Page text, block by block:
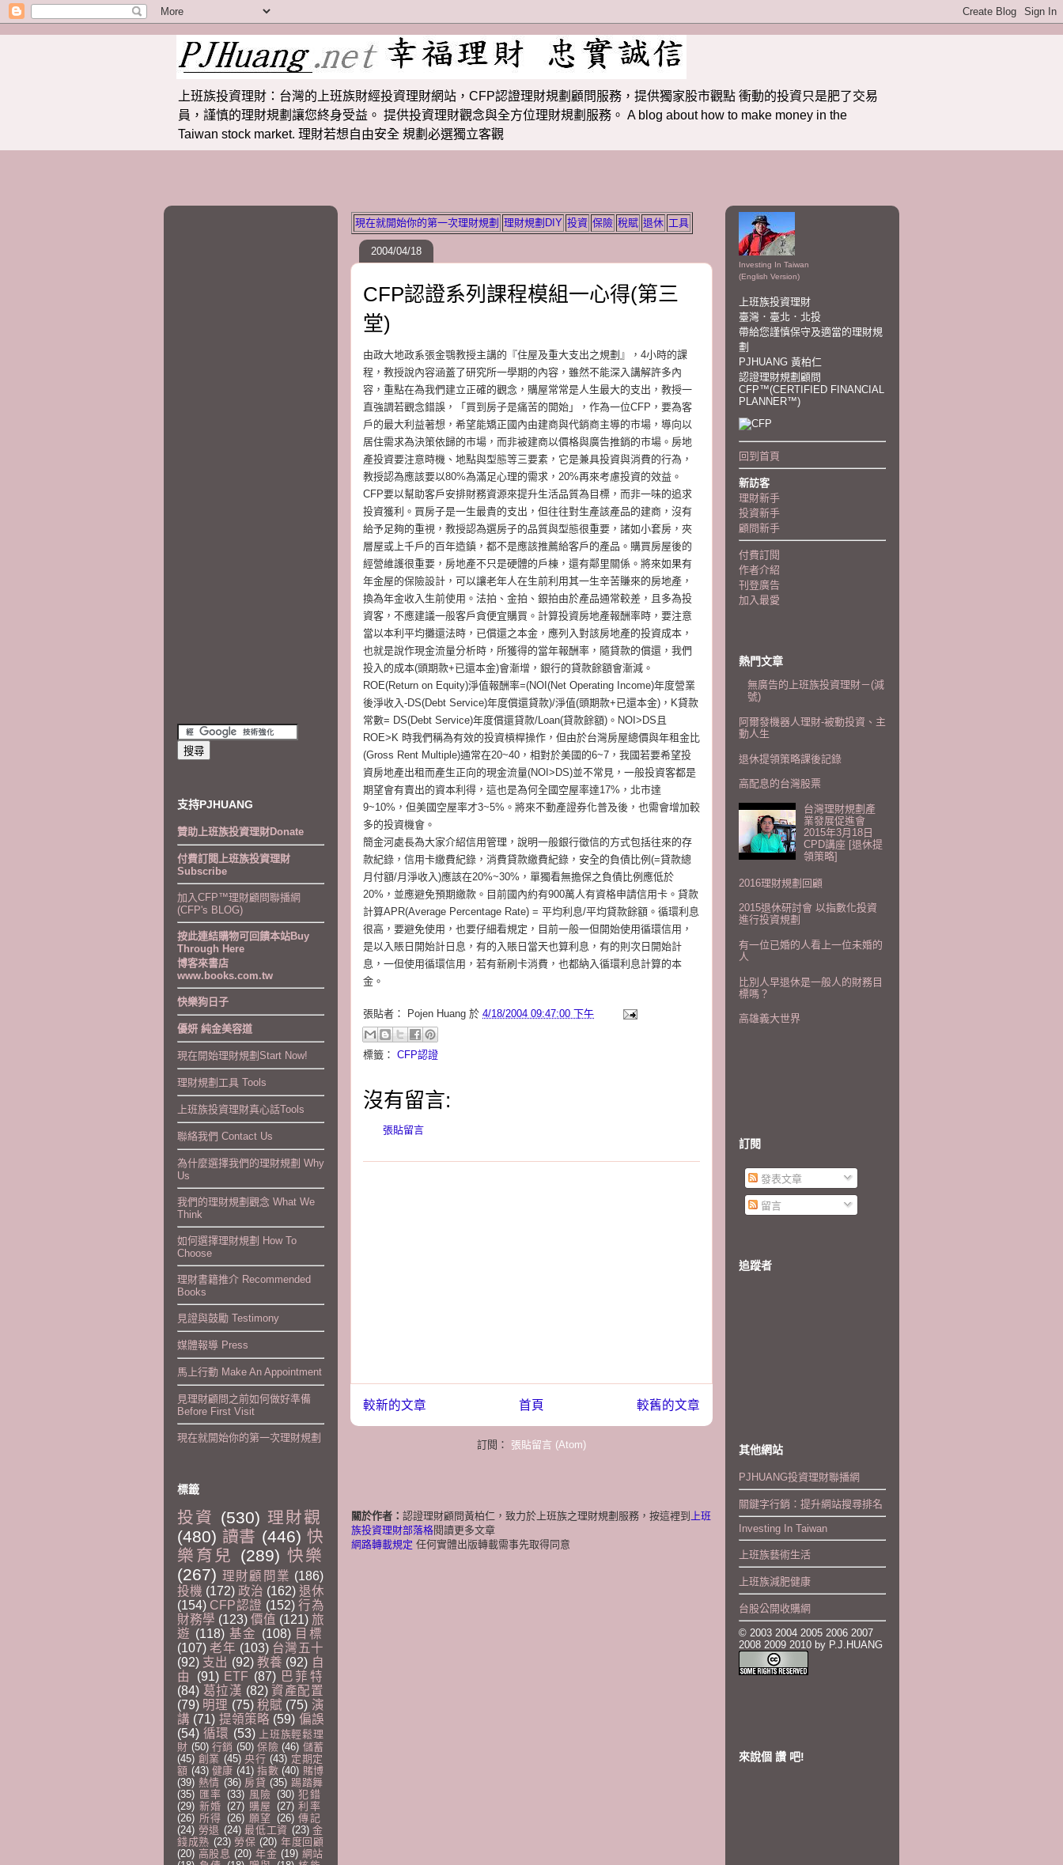
上班族投資理財：台灣的上班族財經投資理財網站，CFP認證理財規劃顧問服務，提供獨家股市觀點 衝動的投資只是肥了交易
員，謹慎的理財規劃讓您終身受益。 提供投資理財觀念與全方位理財規劃服務。 A blog about how to make money in the
Taiwan stock market. 理財若想自由安全 規劃必選獨立客觀
現在就開始你的第一次理財規劃 理財規劃DIY 投資 保險 稅賦 退休 工具
2004/04/18
CFP認證系列課程模組一心得(第三
堂)
由政大地政系張金鶚教授主講的『住屋及重大支出之規劃』，4小時的課
程，教授說內容涵蓋了研究所一學期的內容，雖然不能深入講解許多內
容，重點在為我們建立正確的觀念，購屋常常是人生最大的支出，教授一
直強調若觀念錯誤，「買到房子是痛苦的開始」，作為一位CFP，要為客
戶的最大利益著想，希望能矯正國內由建商與代銷商主導的市場，導向以
居住需求為決策依歸的市場，而非被建商以價格與廣告推銷的市場。房地
產投資要注意時機、地點與型態等三要素，它是兼具投資與消費的行為，
教授認為應該要以80%為滿足心理的需求，20%再來考慮投資的效益。
CFP要以幫助客戶安排財務資源來提升生活品質為目標，而非一味的追求
投資獲利。買房子是一生最貴的支出，但往往對生產該產品的建商，沒有
給予足夠的重視，教授認為選房子的品質與型態很重要，諸如小套房，夾
層屋或上千戶的百年造鎮，都不是應該推薦給客戶的產品。購買房屋後的
經營維護很重要，房地產不只是硬體的戶棟，還有鄰里關係。將來如果有
年金屋的保險設計，可以讓老年人在生前利用其一生辛苦賺來的房地產，
換為年金收入生前使用。法拍、金拍、銀拍由於產品通常較差，且多為投
資客，不應建議一般客戶貪便宜購買。計算投資房地產報酬率時，要注意
當以本利平均攤還法時，已償還之本金，應列入對該房地產的投資成本，
也就是說作現金流量分析時，所獲得的當年報酬率，隨貸款的償還，我們
投入的成本(頭期款+已還本金)會漸增，銀行的貸款餘額會漸減。
ROE(Return on Equity)淨值報酬率=(NOI(Net Operating Income)年度營業
後淨收入-DS(Debt Service)年度償還貸款)/淨值(頭期款+已還本金)，K貸款
常數= DS(Debt Service)年度償還貸款/Loan(貸款餘額)。NOI>DS且
ROE>K 時我們稱為有效的投資槓桿操作，但由於台灣房屋總價與年租金比
(Gross Rent Multiple)通常在20~40，相對於美國的6~7，我國若要希望投
資房地產出租而產生正向的現金流量(NOI>DS)並不常見，一般投資客都是
期望會有賣出的資本利得，這也是為何全國空屋率達17%，北市達
9~10%，但美國空屋率才3~5%。將來不動產證券化普及後，也需會增加較
多的投資機會。
簡金河處長為大家介紹信用管理，說明一般銀行徵信的方式包括往來的存
款紀錄，信用卡繳費紀錄，消費貸款繳費紀錄，安全的負債比例(=貸款總
月付額/月淨收入)應該在20%~30%，單獨看無擔保之負債比例應低於
20%，並應避免預期繳款。目前國內約有900萬人有資格申請信用卡。貸款
計算APR(Average Percentage Rate) = 平均利息/平均貸款餘額。循環利息
很高，要避免使用，也要仔細看規定，目前一般一但開始使用循環信用，
是以入賬日開始計日息，有的入賬日當天也算利息，有的則次日開始計
息，一但使用循環信用，若有新刷卡消費，也都納入循環利息計算的本
金。
張貼者： Pojen Huang 於 4/18/2004 09:47:00 下午
標籤： CFP認證
沒有留言:
張貼留言
較新的文章 較舊的文章
首頁
訂閱： 張貼留言 (Atom)
關於作者： 認證理財顧問黃柏仁，致力於上班族之理財規劃服務，按這裡到 上班
族投資理財部落格閱讀更多文章
網路轉載規定 任何實體出版轉載需事先取得同意
支持PJHUANG
贊助上班族投資理財Donate
付費訂閱上班族投資理財
Subscribe
加入CFP™理財顧問聯播網
(CFP's BLOG)
按此連結購物可回饋本站Buy
Through Here
博客來書店
www.books.com.tw
快樂狗日子
優妍 純金美容道
現在開始理財規劃Start Now!
理財規劃工具 Tools
上班族投資理財真心話Tools
聯絡我們 Contact Us
為什麼選擇我們的理財規劃 Why
Us
我們的理財規劃觀念 What We
Think
如何選擇理財規劃 How To
Choose
理財書籍推介 Recommended
Books
見證與鼓勵 Testimony
媒體報導 Press
馬上行動 Make An Appointment
見理財顧問之前如何做好準備
Before First Visit
現在就開始你的第一次理財規劃
標籤
投資 (530) 理財觀
(480) 讀書 (446) 快
樂育兒
(289) 快樂
(267) 理財顧問業 (186)
投機 (172) 政治 (162) 退休
(154) CFP認證 (152) 行為
財務學 (123) 價值 (121) 旅
遊 (118) 基金 (108) 目標
(107) 老年 (103) 台灣五十
(92) 支出 (92) 教養 (92) 自
由
(91) ETF (87) 巴菲特
(84) 葛拉漢 (82) 資產配置
(79) 明理 (75) 稅賦 (75) 演
講 (71) 提領策略 (59) 偏誤
(54) 循環 (53)
上班族輕鬆理
財 (50) 行銷 (50) 保險 (46) 儲蓄
(45) 創業 (45) 央行 (43) 定期定
額 (43) 健康 (41) 指數 (40) 賭博
(39) 熱情 (36) 房貸 (35) 踢踏舞
(35) 匯率 (33) 風險 (30) 犯錯
(29) 新婚 (27) 購屋 (27) 利率
(26) 所得 (26) 願望 (26) 傳記
(24) 勞退 (24) 最低工資 (23) 金
錢成熟 (23) 勞保 (20) 年度回顧
(20) 高股息 (20) 年金 (19) 網站
Investing In Taiwan
(English Version)
上班族投資理財
臺灣．臺北．北投
帶給您謹慎保守及適當的理財規
劃
PJHUANG 黃柏仁
認證理財規劃顧問
CFP™(CERTIFIED FINANCIAL
PLANNER™)
回到首頁
新訪客
理財新手
投資新手
顧問新手
付費訂閱
作者介紹
刊登廣告
加入最愛
熱門文章
無廣告的上班族投資理財－(減
號)
阿爾發機器人理財-被動投資、主
動人生
退休提領策略課後記錄
高配息的台灣股票
台灣理財規劃產
業發展促進會
2015年3月18日
CPD講座 [退休提
領策略]
2016理財規劃回顧
2015退休研討會 以指數化投資
進行投資規劃
有一位已婚的人看上一位未婚的
人
比別人早退休是一般人的財務目
標嗎？
高雄義大世界
訂閱
發表文章
留言
追蹤者
其他網站
PJHUANG投資理財聯播網
關鍵字行銷：提升網站搜尋排名
Investing In Taiwan
上班族藝術生活
上班族減肥健康
台股公開收購網
© 2003 2004 2005 2006 2007
2008 2009 2010 by P.J.HUANG
來說個 讚 吧!